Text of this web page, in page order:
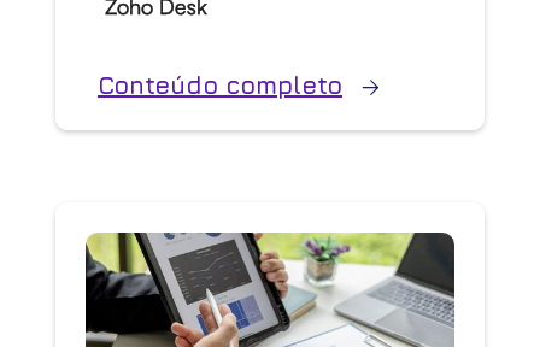
Zoho Desk
Conteúdo completo